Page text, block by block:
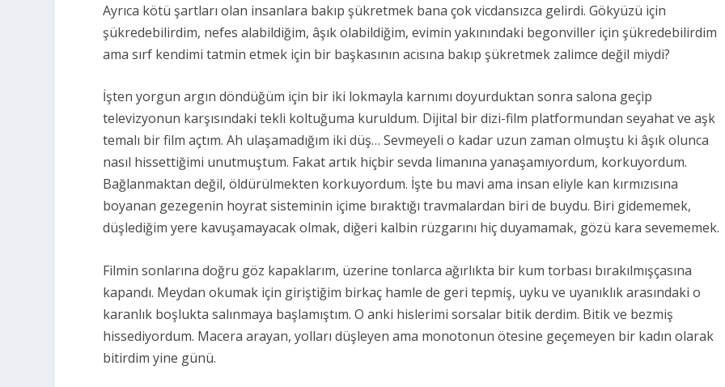
Ayrıca kötü şartları olan insanlara bakıp şükretmek bana çok vicdansızca gelirdi. Gökyüzü için
şükredebilirdim, nefes alabildiğim, âşık olabildiğim, evimin yakınındaki begonviller için şükredebilirdim
ama sırf kendimi tatmin etmek için bir başkasının acısına bakıp şükretmek zalimce değil miydi?
İşten yorgun argın döndüğüm için bir iki lokmayla karnımı doyurduktan sonra salona geçip
televizyonun karşısındaki tekli koltuğuma kuruldum. Dijital bir dizi-film platformundan seyahat ve aşk
temalı bir film açtım. Ah ulaşamadığım iki düş… Sevmeyeli o kadar uzun zaman olmuştu ki âşık olunca
nasıl hissettiğimi unutmuştum. Fakat artık hiçbir sevda limanına yanaşamıyordum, korkuyordum.
Bağlanmaktan değil, öldürülmekten korkuyordum. İşte bu mavi ama insan eliyle kan kırmızısına
boyanan gezegenin hoyrat sisteminin içime bıraktığı travmalardan biri de buydu. Biri gidememek,
düşlediğim yere kavuşamayacak olmak, diğeri kalbin rüzgarını hiç duyamamak, gözü kara sevememek.
Filmin sonlarına doğru göz kapaklarım, üzerine tonlarca ağırlıkta bir kum torbası bırakılmışçasına
kapandı. Meydan okumak için giriştiğim birkaç hamle de geri tepmiş, uyku ve uyanıklık arasındaki o
karanlık boşlukta salınmaya başlamıştım. O anki hislerimi sorsalar bitik derdim. Bitik ve bezmiş
hissediyordum. Macera arayan, yolları düşleyen ama monotonun ötesine geçemeyen bir kadın olarak
bitirdim yine günü.